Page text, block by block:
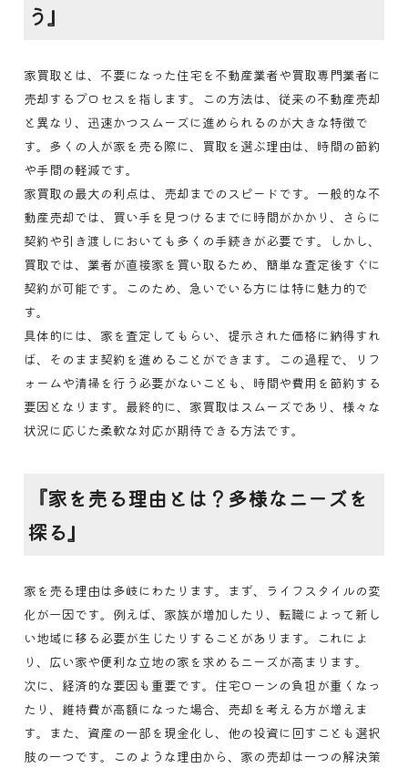
う』
家買取とは、不要になった住宅を不動産業者や買取専門業者に
売却するプロセスを指します。この方法は、従来の不動産売却
と異なり、迅速かつスムーズに進められるのが大きな特徴で
す。多くの人が家を売る際に、買取を選ぶ理由は、時間の節約
や手間の軽減です。
家買取の最大の利点は、売却までのスピードです。一般的な不
動産売却では、買い手を見つけるまでに時間がかかり、さらに
契約や引き渡しにおいても多くの手続きが必要です。しかし、
買取では、業者が直接家を買い取るため、簡単な査定後すぐに
契約が可能です。このため、急いでいる方には特に魅力的で
す。
具体的には、家を査定してもらい、提示された価格に納得すれ
ば、そのまま契約を進めることができます。この過程で、リフ
ォームや清掃を行う必要がないことも、時間や費用を節約する
要因となります。最終的に、家買取はスムーズであり、様々な
状況に応じた柔軟な対応が期待できる方法です。
『家を売る理由とは？多様なニーズを
探る』
家を売る理由は多岐にわたります。まず、ライフスタイルの変
化が一因です。例えば、家族が増加したり、転職によって新し
い地域に移る必要が生じたりすることがあります。これによ
り、広い家や便利な立地の家を求めるニーズが高まります。
次に、経済的な要因も重要です。住宅ローンの負担が重くなっ
たり、維持費が高額になった場合、売却を考える方が増えま
す。また、資産の一部を現金化し、他の投資に回すことも選択
肢の一つです。このような理由から、家の売却は一つの解決策